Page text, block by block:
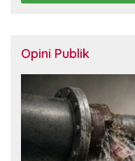
Opini Publik